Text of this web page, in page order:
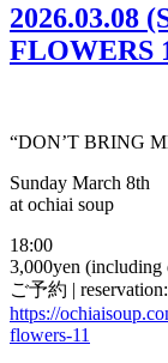
2026.03.08
FLOWERS
“DON’T BRING
Sunday March 8th
at ochiai soup
18:00
3,000yen (including
ご予約 | reservation:
https://
flowers-11